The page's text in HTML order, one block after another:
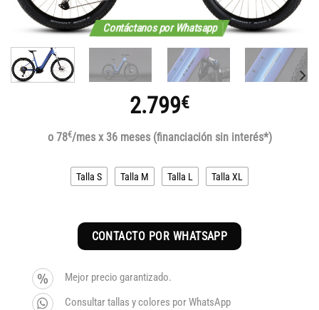
Contáctanos por Whatsapp
2.799€
o 78€/mes x 36 meses (financiación sin interés*)
Talla S Talla M Talla L Talla XL
CONTACTO POR WHATSAPP
Mejor precio garantizado.
Consultar tallas y colores por WhatsApp